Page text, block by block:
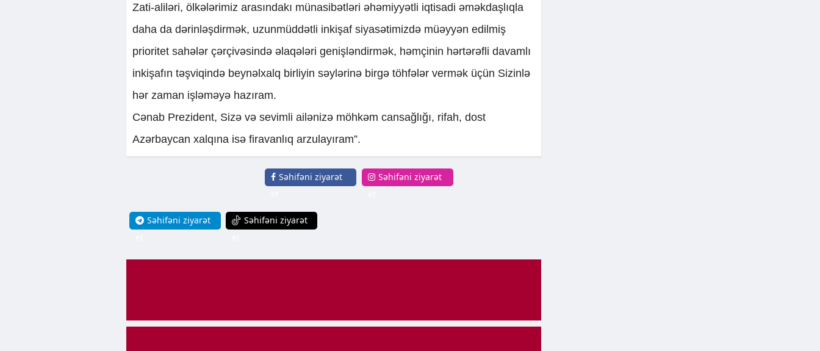
Zati-aliləri, ölkələrimiz arasındakı münasibətləri əhəmiyyətli iqtisadi əməkdaşlıqla
daha da dərinləşdirmək, uzunmüddətli inkişaf siyasətimizdə müəyyən edilmiş
prioritet sahələr çərçivəsində əlaqələri genişləndirmək, həmçinin hərtərəfli davamlı
inkişafın təşviqində beynəlxalq birliyin səylərinə birgə töhfələr vermək üçün Sizinlə
hər zaman işləməyə hazıram.
Cənab Prezident, Sizə və sevimli ailənizə möhkəm cansağlığı, rifah, dost
Azərbaycan xalqına isə firavanlıq arzulayıram”.
Səhifəni ziyarət
Səhifəni ziyarət
Səhifəni ziyarət
Səhifəni ziyarət